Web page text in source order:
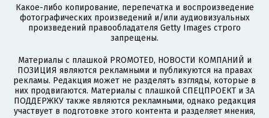
Какое-либо копирование, перепечатка и воспроизведение
фотографических произведений и/или аудиовизуальных
произведений правообладателя Getty Images строго
запрещены.
Материалы с плашкой PROMOTED, НОВОСТИ КОМПАНИЙ и
ПОЗИЦИЯ являются рекламными и публикуются на правах
рекламы. Редакция может не разделять взгляды, которые в
них продвигаются. Материалы с плашкой СПЕЦПРОЕКТ и ЗА
ПОДДЕРЖКУ также являются рекламными, однако редакция
участвует в подготовке этого контента и разделяет мнения,